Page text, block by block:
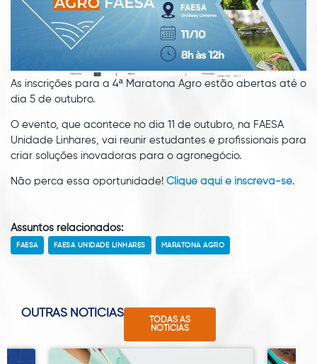
As inscrições para a 4ª Maratona Agro estão abertas até o
dia 5 de outubro.
O evento, que acontece no dia 11 de outubro, na FAESA
Unidade Linhares, vai reunir estudantes e profissionais para
criar soluções inovadoras para o agronegócio.
Não perca essa oportunidade! Clique aqui e inscreva-se.
Assuntos relacionados:
FAESA FAESA UNIDADE LINHARES MARATONA AGRO
OUTRAS NOTÍCIAS
TODAS AS
NOTÍCIAS